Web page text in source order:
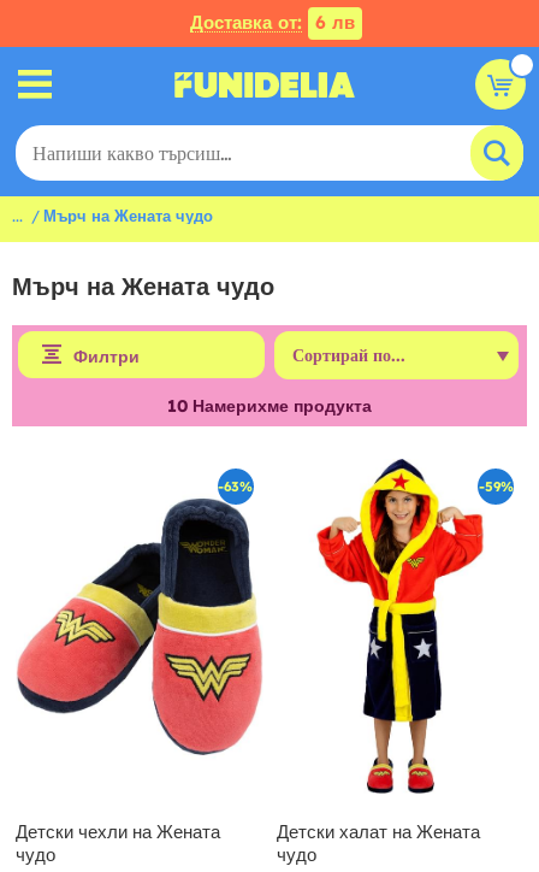
Доставка от: 6 лв
... Мърч на Жената чудо
Мърч на Жената чудо
Филтри
10 Намерихме продукта
-63%
Детски чехли на Жената
чудо
-59%
Детски халат на Жената
чудо